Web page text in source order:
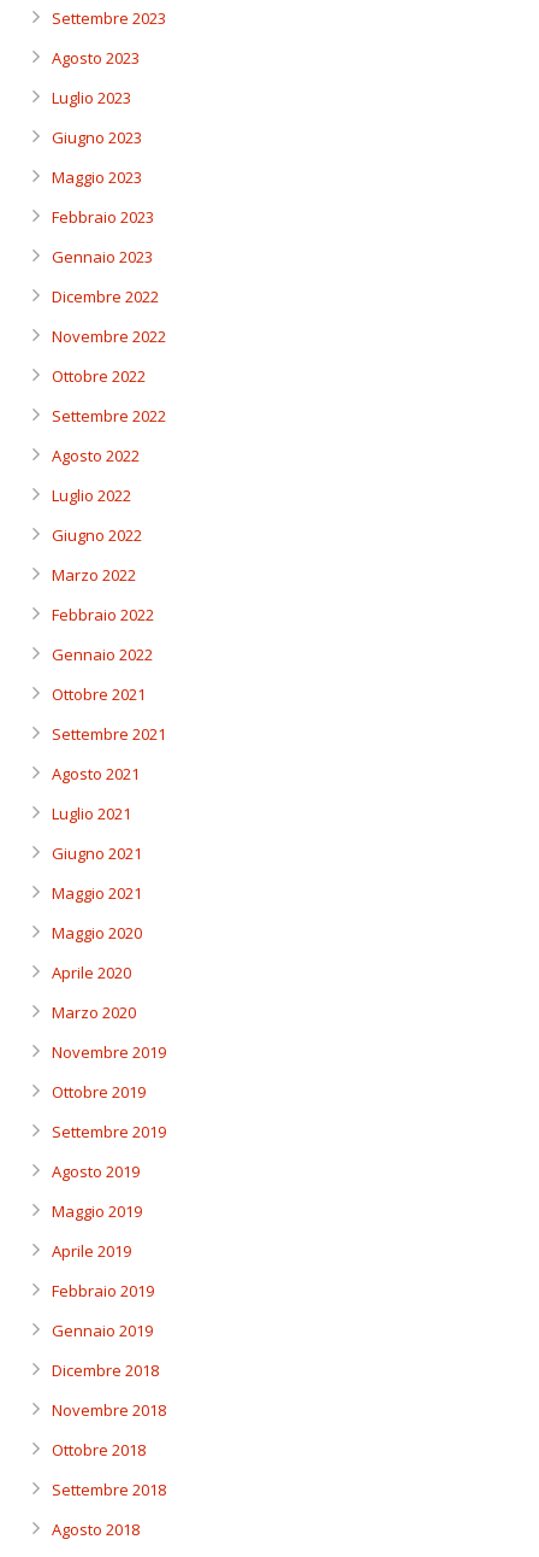
Settembre 2023
Agosto 2023
Luglio 2023
Giugno 2023
Maggio 2023
Febbraio 2023
Gennaio 2023
Dicembre 2022
Novembre 2022
Ottobre 2022
Settembre 2022
Agosto 2022
Luglio 2022
Giugno 2022
Marzo 2022
Febbraio 2022
Gennaio 2022
Ottobre 2021
Settembre 2021
Agosto 2021
Luglio 2021
Giugno 2021
Maggio 2021
Maggio 2020
Aprile 2020
Marzo 2020
Novembre 2019
Ottobre 2019
Settembre 2019
Agosto 2019
Maggio 2019
Aprile 2019
Febbraio 2019
Gennaio 2019
Dicembre 2018
Novembre 2018
Ottobre 2018
Settembre 2018
Agosto 2018